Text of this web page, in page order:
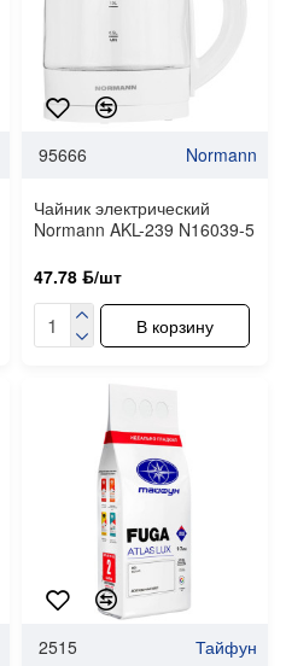
95666 Normann
Чайник электрический
Normann AKL-239 N16039-5
47.78 ƃ/шт
В корзину
2515 Тайфун